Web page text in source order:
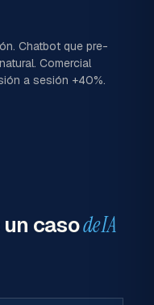
Chatbot que pre-
Comercial
a sesión +40%.
un casode IA